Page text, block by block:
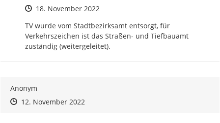
Zeitpunkt des Erstellens
18. November 2022
TV wurde vom Stadtbezirksamt entsorgt, für
Verkehrszeichen ist das Straßen- und Tiefbauamt
zuständig (weitergeleitet).
Anonym
Zeitpunkt des Erstellens
Zeitpunkt des Erstellens
12. November 2022Zur Äußerung